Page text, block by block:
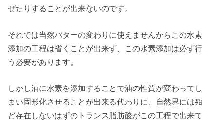
ぜたりすることが出来ないのです。
それでは当然バターの変わりに使えませんからこの水素
添加の工程は省くことが出来ず、この水素添加は必ず行
う必要があります。
しかし油に水素を添加することで油の性質が変わってし
まい固形化させることが出来る代わりに、自然界には殆
ど存在しないはずのトランス脂肪酸がこの工程で出来て